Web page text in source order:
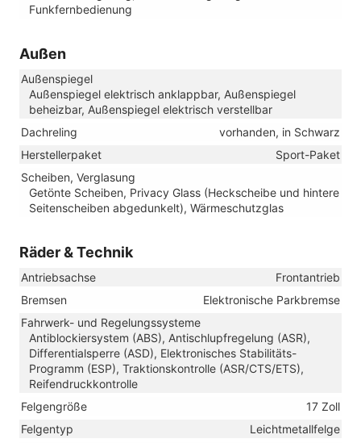
Funkfernbedienung
Außen
Außenspiegel
Außenspiegel elektrisch anklappbar, Außenspiegel
beheizbar, Außenspiegel elektrisch verstellbar
Dachreling
vorhanden, in Schwarz
Herstellerpaket
Sport-Paket
Scheiben, Verglasung
Getönte Scheiben, Privacy Glass (Heckscheibe und hintere
Seitenscheiben abgedunkelt), Wärmeschutzglas
Räder & Technik
Antriebsachse
Frontantrieb
Bremsen
Elektronische Parkbremse
Fahrwerk- und Regelungssysteme
Antiblockiersystem (ABS), Antischlupfregelung (ASR),
Differentialsperre (ASD), Elektronisches Stabilitäts-
Programm (ESP), Traktionskontrolle (ASR/CTS/ETS),
Reifendruckkontrolle
Felgengröße
17 Zoll
Felgentyp
Leichtmetallfelge